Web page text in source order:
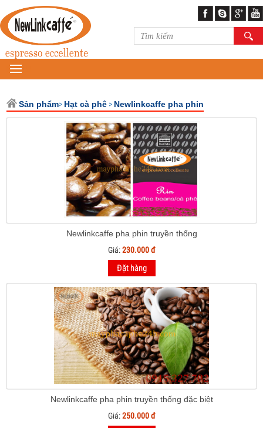
MENU
Sản phẩm> Hạt cà phê > Newlinkcaffe pha phin
Newlinkcaffe pha phin truyền thống
Giá:230.000 đ
Đặt hàng
Newlinkcaffe pha phin truyền thống đặc biệt
Giá:250.000 đ